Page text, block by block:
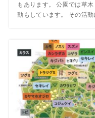
もあります。 公園では草
動もしています。 その活動